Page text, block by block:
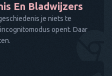
En Bladwijzers
je niets te
opent. Daar